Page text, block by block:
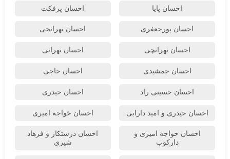
احسان پایا احسان پرفکت
احسان پورجعفری احسان تهرانجی
احسان تهرانچی احسان تهرانی
احسان جمشیدی احسان حاجی
احسان حسینی راد احسان حیدری
احسان حیدری و امید دارابی احسان خواجه امیری
احسان خواجه امیری و
دارکوب
احسان درستكار و فرهاد
شيرى